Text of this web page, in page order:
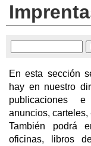
En esta sección
hay en nuestro
publicaciones e
anuncios, carteles,
También podrá
oficinas, libros